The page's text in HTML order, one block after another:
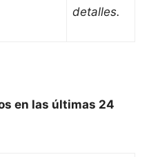
detalles.
en las últimas 24